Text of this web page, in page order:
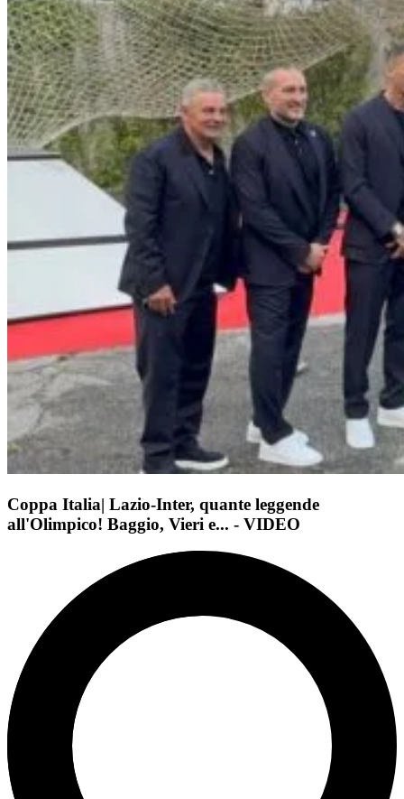
Coppa Italia| Lazio-Inter, quante leggende
all'Olimpico! Baggio, Vieri e... - VIDEO